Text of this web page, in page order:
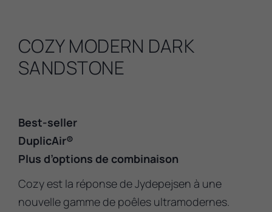
COZY MODERN DARK
SANDSTONE
Best-seller
DuplicAir®
Plus d’options de combinaison
Cozy est la réponse de Jydepejsen à une
nouvelle gamme de poêles ultramodernes.